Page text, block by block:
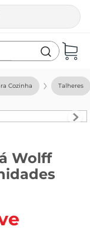
Cozinha Talheres
Wolff